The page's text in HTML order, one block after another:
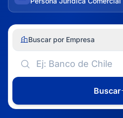
Buscar por Empresa
Buscar